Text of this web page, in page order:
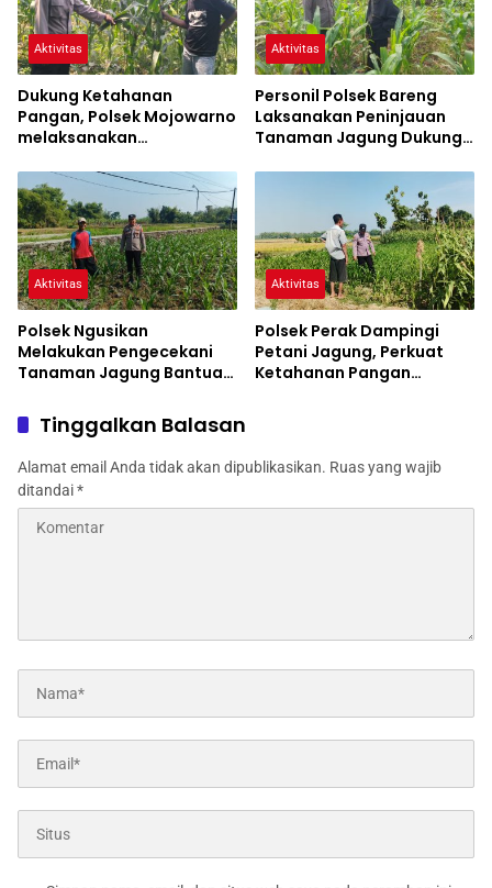
Aktivitas
Dukung Ketahanan
Pangan, Polsek Mojowarno
melaksanakan
Jagung
Aktivitas
Personil Polsek Bareng
Laksanakan Peninjauan
Tanaman Jagung Dukung
Pangan
Aktivitas
Polsek Ngusikan
Melakukan Pengecekani
Tanaman Jagung Bantuan
Polres Jombang
Aktivitas
Polsek Perak Dampingi
Petani Jagung, Perkuat
Ketahanan Pangan
Tinggalkan Balasan
Alamat email Anda tidak akan dipublikasikan. Ruas yang wajib
ditandai*